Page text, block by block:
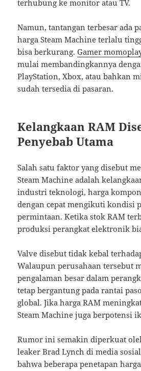
terhubung ke monitor atau TV.
Namun, tantangan terbesar ada
harga Steam Machine terlalu
bisa berkurang.Gamer
mulai membandingkannya
PlayStation, Xbox, atau bahkan
sudah tersedia di pasaran.
Kelangkaan RAM
Penyebab Utama
Salah satu faktor yang disebut
Steam Machine adalah
industri teknologi, harga
dengan cepat mengikuti kondisi
permintaan. Ketika stok RAM
produksi perangkat elektronik
Valve disebut tidak kebal
Walaupun perusahaan tersebut
pengalaman besar dalam
tetap bergantung pada rantai
global. Jika harga RAM
Steam Machine juga berpotensi
Rumor ini semakin diperkuat
leaker Brad Lynch di media
bahwa beberapa penetapan